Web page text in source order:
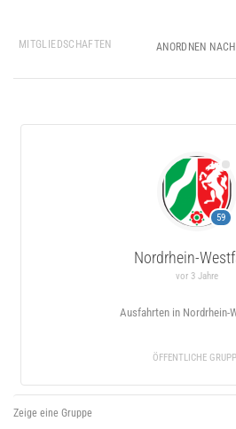
MITGLIEDSCHAFTEN ANORDNEN
59
Nordrhein-
vor 3 Jahre
Ausfahrten in Nordrhein-
ÖFFENTLICHE
Zeige eine Gruppe